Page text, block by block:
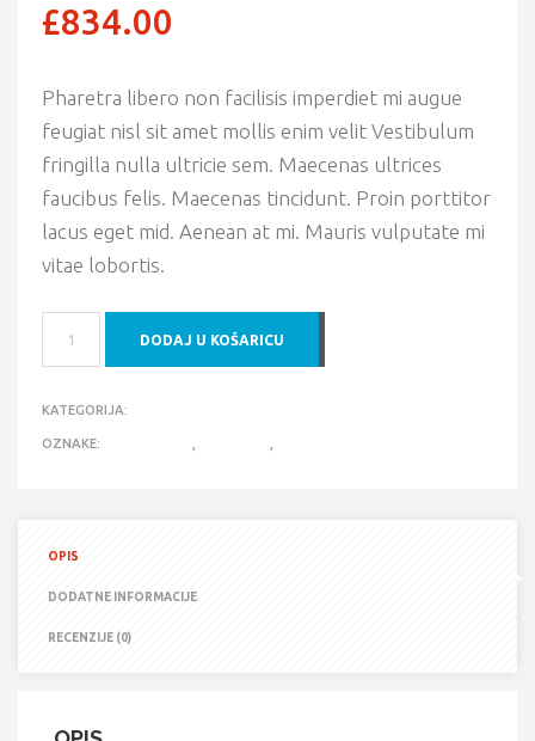
£834.00
Pharetra libero non facilisis imperdiet mi augue
feugiat nisl sit amet mollis enim velit Vestibulum
fringilla nulla ultricie sem. Maecenas ultrices
faucibus felis. Maecenas tincidunt. Proin porttitor
lacus eget mid. Aenean at mi. Mauris vulputate mi
vitae lobortis.
KOLIČINA
DODAJ U KOŠARICU
KATEGORIJA:
OZNAKE:
OPIS
DODATNE INFORMACIJE
RECENZIJE (0)